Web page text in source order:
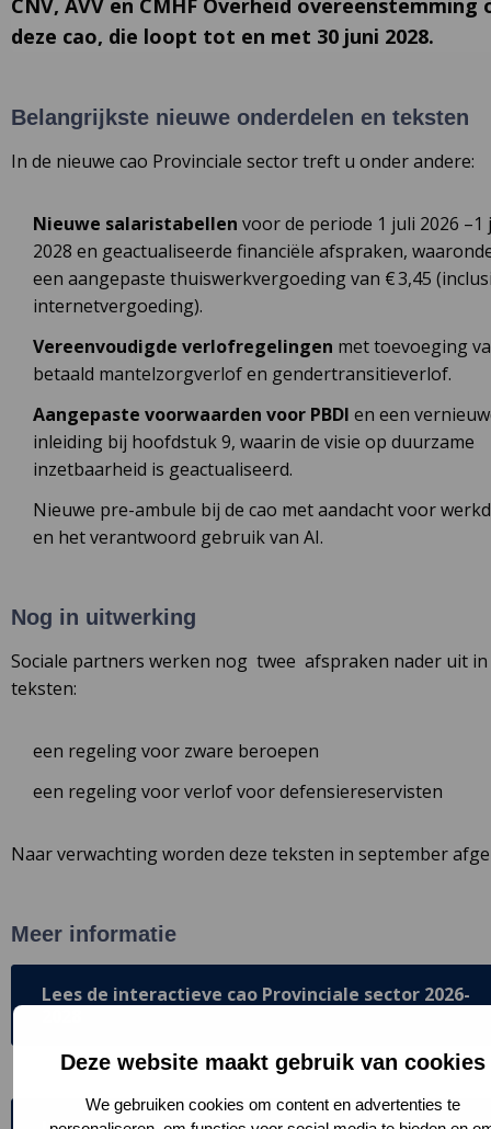
Deze website maakt gebruik van cookies
We gebruiken cookies om content en advertenties te
CNV, AVV en CMHF Overheid overeenstemming
deze cao, die loopt tot en met 30 juni 2028.
Belangrijkste nieuwe onderdelen en teksten
In de nieuwe cao Provinciale sector treft u onder andere:
Nieuwe salaristabellen voor de periode 1 juli 2026 –1
2028 en geactualiseerde financiële afspraken,
een aangepaste thuiswerkvergoeding van € 3,45
internetvergoeding).
Vereenvoudigde verlofregelingen met toevoeging
betaald mantelzorgverlof en gendertransitieverlof.
Aangepaste voorwaarden voor PBDI en een
inleiding bij hoofdstuk 9, waarin de visie op duurzame
inzetbaarheid is geactualiseerd.
Nieuwe pre-ambule bij de cao met aandacht voor
en het verantwoord gebruik van AI.
Nog in uitwerking
Sociale partners werken nog twee afspraken nader uit in
teksten:
een regeling voor zware beroepen
een regeling voor verlof voor defensiereservisten
Naar verwachting worden deze teksten in september
Meer informatie
Lees de interactieve cao Provinciale sector 2026-